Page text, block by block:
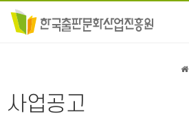
사업공고